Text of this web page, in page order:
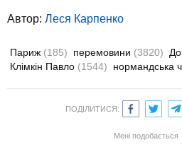
Автор: Леся Карпенко
Париж (185) перемовини (3820)
Клімкін Павло (1544) нормандська
ПОДІЛИТИСЯ:
Мені подобається